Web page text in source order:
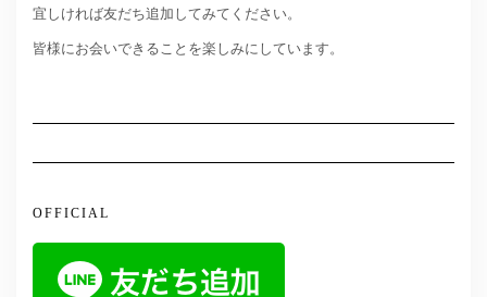
宜しければ友だち追加してみてください。
皆様にお会いできることを楽しみにしています。
OFFICIAL